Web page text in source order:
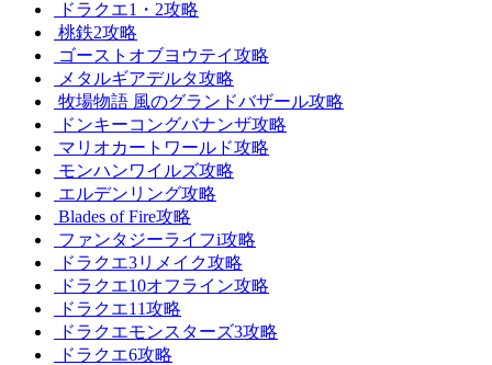
ドラクエ1・2攻略
桃鉄2攻略
ゴーストオブヨウテイ攻略
メタルギアデルタ攻略
牧場物語 風のグランドバザール攻略
ドンキーコングバナンザ攻略
マリオカートワールド攻略
モンハンワイルズ攻略
エルデンリング攻略
Blades of Fire攻略
ファンタジーライフi攻略
ドラクエ3リメイク攻略
ドラクエ10オフライン攻略
ドラクエ11攻略
ドラクエモンスターズ3攻略
ドラクエ6攻略